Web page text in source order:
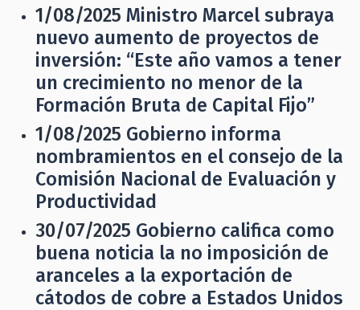
1/08/2025 Ministro Marcel subraya
nuevo aumento de proyectos de
inversión: “Este año vamos a tener
un crecimiento no menor de la
Formación Bruta de Capital Fijo”
1/08/2025 Gobierno informa
nombramientos en el consejo de la
Comisión Nacional de Evaluación y
Productividad
30/07/2025 Gobierno califica como
buena noticia la no imposición de
aranceles a la exportación de
cátodos de cobre a Estados Unidos